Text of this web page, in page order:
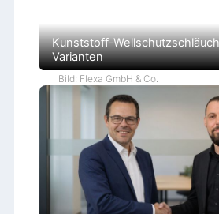
e
Kunststoff-
Varianten
Bild: Flexa GmbH & Co.